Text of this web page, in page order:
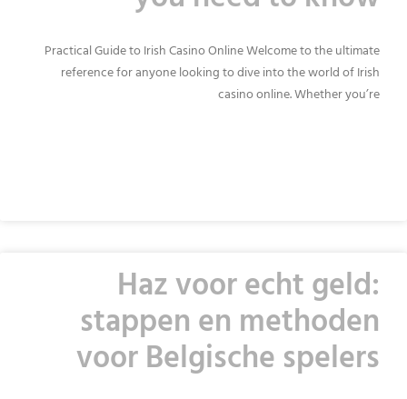
Practical Guide to Irish Casino Online Welcome to the ultimate
reference for anyone looking to dive into the world of Irish
casino online. Whether you’re
Haz voor echt geld:
stappen en methoden
voor Belgische spelers